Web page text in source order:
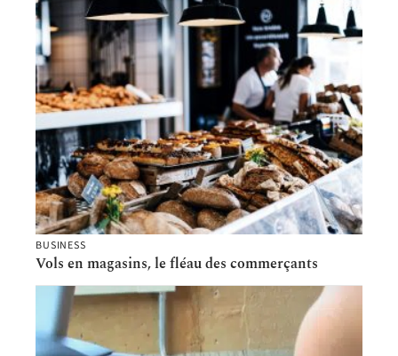
BUSINESS
Vols en magasins, le fléau des commerçants